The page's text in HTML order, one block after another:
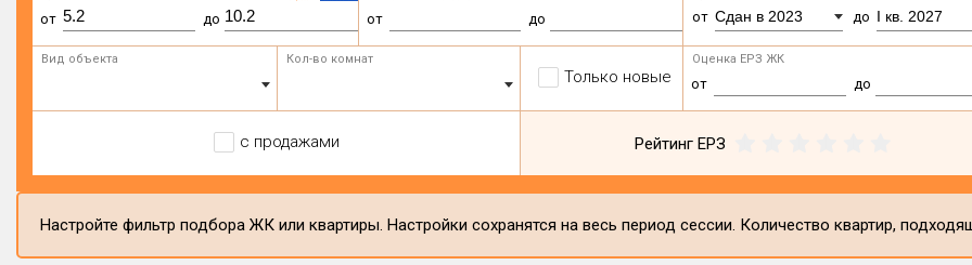
от до от до от Сдан в 2023 до I кв. 2027
Вид объекта Кол-во комнат
Только новые
Оценка ЕРЗ ЖК
от до
с продажами Рейтинг ЕРЗ
Настройте фильтр подбора ЖК или квартиры. Настройки сохранятся на весь период сессии. Количество квартир,